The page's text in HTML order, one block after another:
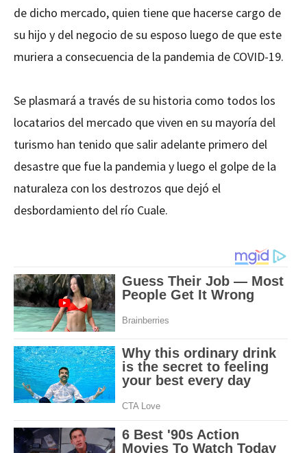
de dicho mercado, quien tiene que hacerse cargo de
su hijo y del negocio de su esposo luego de que este
muriera a consecuencia de la pandemia de COVID-19.
Se plasmará a través de su historia como todos los
locatarios del mercado que viven en su mayoría del
turismo han tenido que salir adelante primero del
desastre que fue la pandemia y luego el golpe de la
naturaleza con los destrozos que dejó el
desbordamiento del río Cuale.